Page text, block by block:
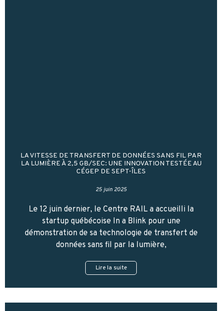
LA VITESSE DE TRANSFERT DE DONNÉES SANS FIL PAR
LA LUMIÈRE À 2,5 GB/SEC: UNE INNOVATION TESTÉE AU
CÉGEP DE SEPT-ÎLES
25 juin 2025
Le 12 juin dernier, le Centre RAIL a accueilli la
startup québécoise In a Blink pour une
démonstration de sa technologie de transfert de
données sans fil par la lumière,
Lire la suite